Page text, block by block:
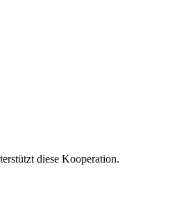
diese Kooperation.